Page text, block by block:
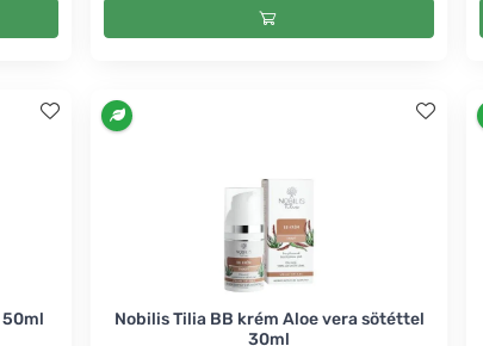
50ml
Nobilis Tilia BB krém Aloe vera sötéttel
30ml